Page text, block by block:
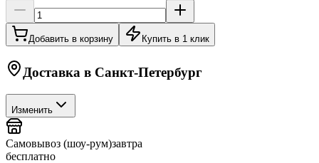
Добавить в корзину Купить в 1 клик
Доставка в Санкт-Петербург
Изменить
Самовывоз (шоу-рум)завтра
бесплатно